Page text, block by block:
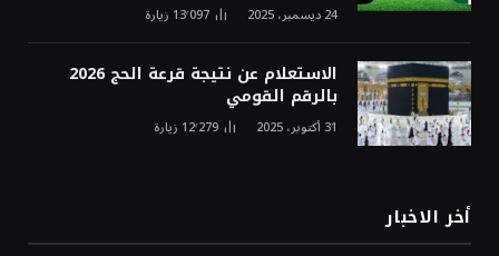
24 ديسمبر، 2025 13٬097 زيارة
الاستعلام عن نتيجة قرعة الحج 2026
بالرقم القومي
31 أكتوبر، 2025 12٬279 زيارة
أخر الاخبار